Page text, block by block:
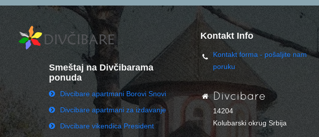
Smeštaj na Divčibarama
ponuda
Divcibare apartmani Borovi Snovi
Divcibare apartmani za izdavanje
Divcibare vikendica President
Kontakt Info
Kontakt forma - pošaljite nam
poruku
Divcibare
14204
Kolubarski okrug Srbija